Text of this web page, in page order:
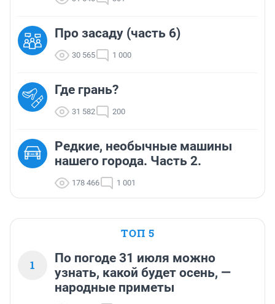
Про засаду (часть 6)
30 565 1 000
Где грань?
31 582 200
Редкие, необычные машины
нашего города. Часть 2.
178 466 1 001
ТОП 5
1
По погоде 31 июля можно
узнать, какой будет осень, —
народные приметы